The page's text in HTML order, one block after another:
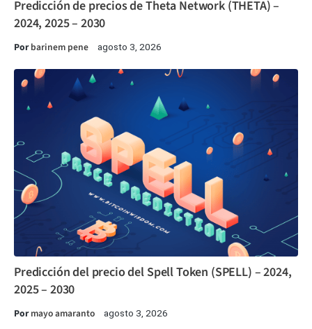
Predicción de precios de Theta Network (THETA) –
2024, 2025 – 2030
Porbarinem pene agosto 3, 2026
Predicción del precio del Spell Token (SPELL) – 2024,
2025 – 2030
Pormayo amaranto agosto 3, 2026